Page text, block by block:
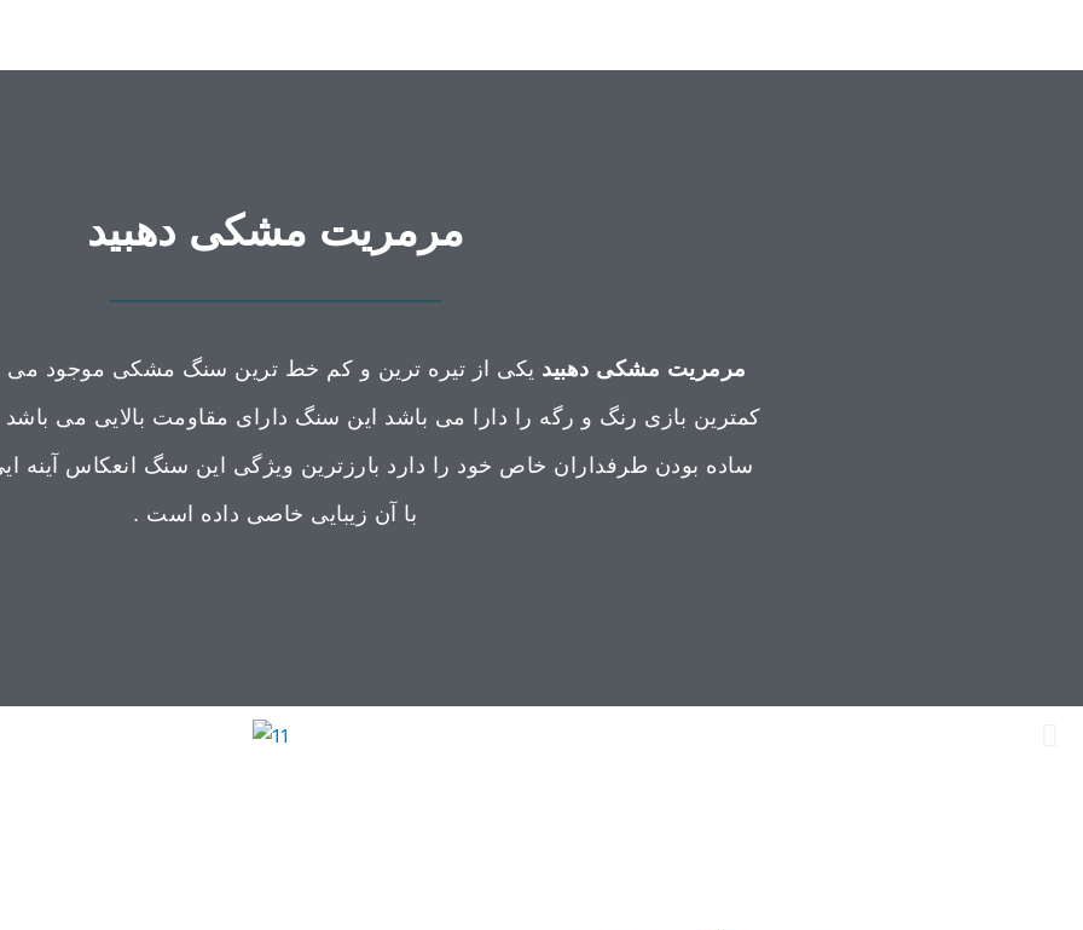
مرمریت مشکی دهبید
مرمریت مشکی دهبید یکی از تیره ترین و کم خط ترین سنگ مشکی موجود
کمترین بازی رنگ و رگه را دارا می باشد این سنگ دارای مقاومت بالایی می
ساده بودن طرفداران خاص خود را دارد بارزترین ویژگی این سنگ انعکاس آینه
با آن زیبایی خاصی داده است .